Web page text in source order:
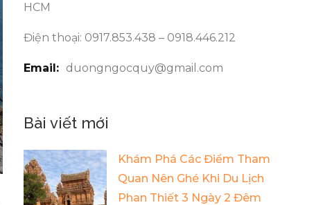
HCM
Điện thoại: 0917.853.438 – 0918.446.212
Email: duongngocquy@gmail.com
Bài viết mới
Khám Phá Các Điểm Tham
Quan Nên Ghé Khi Du Lịch
Phan Thiết 3 Ngày 2 Đêm